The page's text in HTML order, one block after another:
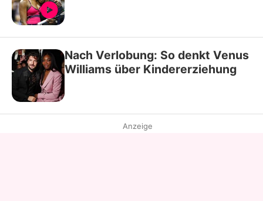
Nach Verlobung: So denkt Venus
Williams über Kindererziehung
Anzeige